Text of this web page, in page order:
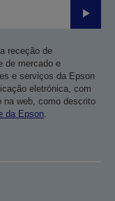
Enviar
receção de
de mercado e
e serviços da Epson
eletrónica, com
na web, como descrito
da Epson.